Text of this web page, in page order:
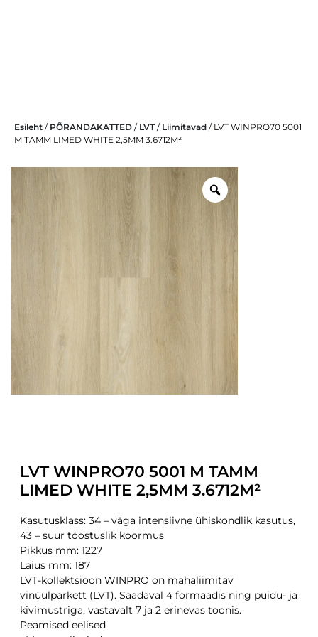
Esileht/ PÕRANDAKATTED/ LVT/ Liimitavad/ LVT WINPRO70 5001
M TAMM LIMED WHITE 2,5MM 3.6712M²
LVT WINPRO70 5001 M TAMM
LIMED WHITE 2,5MM 3.6712M²
Kasutusklass: 34 – väga intensiivne ühiskondlik kasutus,
43 – suur tööstuslik koormus
Pikkus mm: 1227
Laius mm: 187
LVT-kollektsioon WINPRO on mahaliimitav
vinüülparkett (LVT). Saadaval 4 formaadis ning puidu- ja
kivimustriga, vastavalt 7 ja 2 erinevas toonis.
Peamised eelised